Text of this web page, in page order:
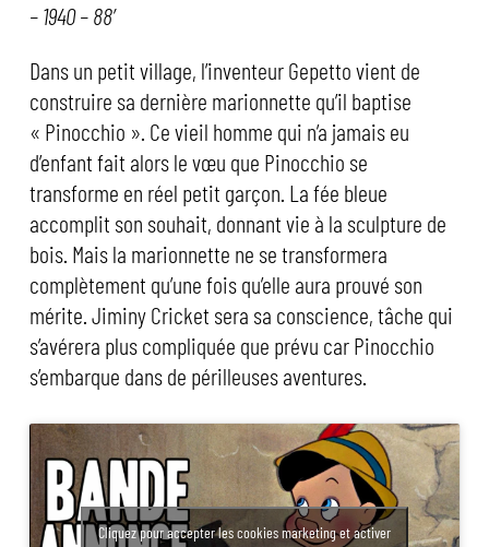
– 1940 – 88′
Dans un petit village, l’inventeur Gepetto vient de
construire sa dernière marionnette qu’il baptise
« Pinocchio ». Ce vieil homme qui n’a jamais eu
d’enfant fait alors le vœu que Pinocchio se
transforme en réel petit garçon. La fée bleue
accomplit son souhait, donnant vie à la sculpture de
bois. Mais la marionnette ne se transformera
complètement qu’une fois qu’elle aura prouvé son
mérite. Jiminy Cricket sera sa conscience, tâche qui
s’avérera plus compliquée que prévu car Pinocchio
s’embarque dans de périlleuses aventures.
Cliquez pour accepter les cookies marketing et activer